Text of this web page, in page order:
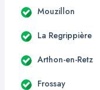
Mouzillon
La Regrippière
Arthon-en-Retz
Frossay